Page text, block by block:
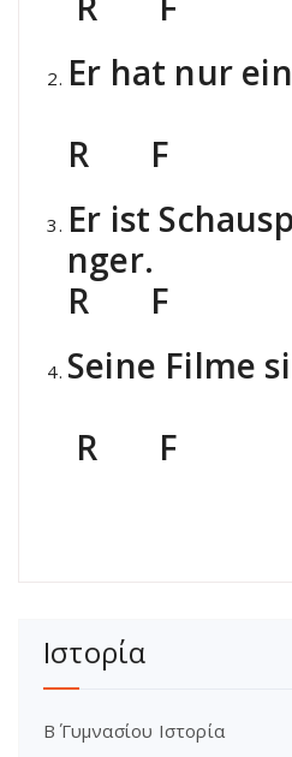
Er hat nur
R F
Er ist
R F
Seine
R F
Ιστορία
Β΄ Γυμνασίου Ιστορία